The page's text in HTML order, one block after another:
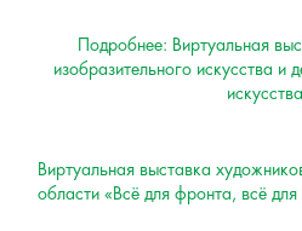
Подробнее: Виртуальная
изобразительного искусства и
Виртуальная выставка
области «Всё для фронта, всё